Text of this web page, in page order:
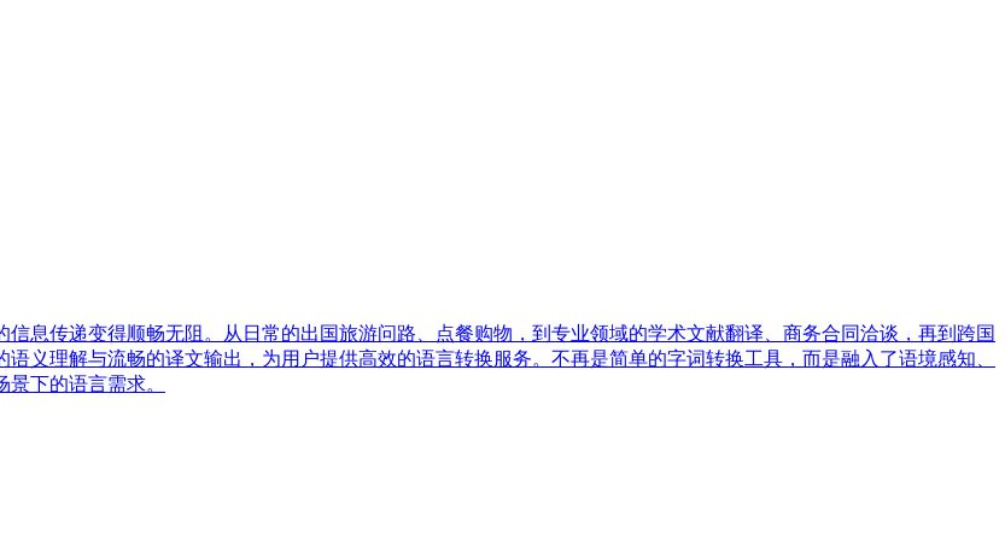
息传递变得顺畅无阻。从日常的出国旅游问路、点餐购物，到专业领域的学术文献翻译、商务合同洽谈，再到跨国
义理解与流畅的译文输出，为用户提供高效的语言转换服务。不再是简单的字词转换工具，而是融入了语境感知、
下的语言需求。